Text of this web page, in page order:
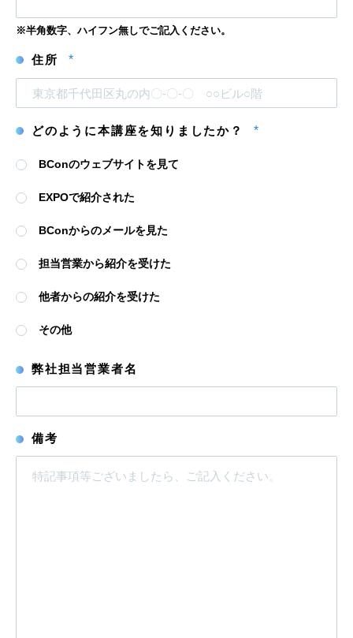
確
認
※半角数字、ハイフン無しでご記入ください。
住所 *
どのように本講座を知りましたか？ *
BConのウェブサイトを見て
EXPOで紹介された
BConからのメールを見た
担当営業から紹介を受けた
他者からの紹介を受けた
その他
弊社担当営業者名
備考